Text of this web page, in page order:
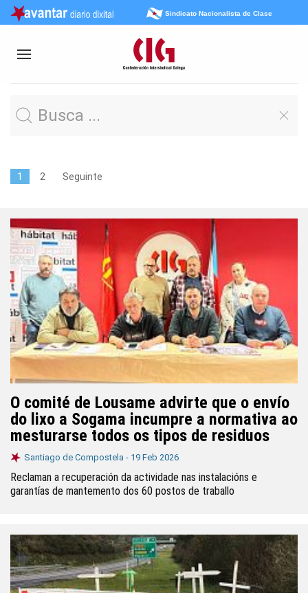
Sindicato Nacionalista de Clase
1 2 Seguinte
O comité de Lousame advirte que o envío
do lixo a Sogama incumpre a normativa ao
mesturarse todos os tipos de residuos
Santiago de Compostela - 19 Feb 2026
Reclaman a recuperación da actividade nas instalacións e
garantías de mantemento dos 60 postos de traballo